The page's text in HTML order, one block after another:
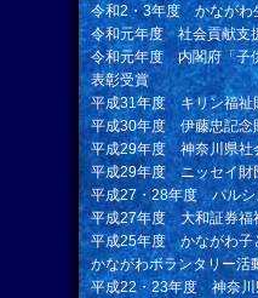
令和2・3年度 かながわ
令和元年度 社会貢献支
令和元年度 内閣府「子
表彰受賞
平成31年度 キリン福祉
平成30年度 伊藤忠記念
平成29年度 神奈川県社
平成29年度 ニッセイ財
平成27・28年度 パルシ
平成27年度 大和証券福
平成25年度 かながわ子
かながわボランタリー活
平成22・23年度 神奈川